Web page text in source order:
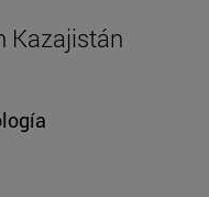
Kazajistán